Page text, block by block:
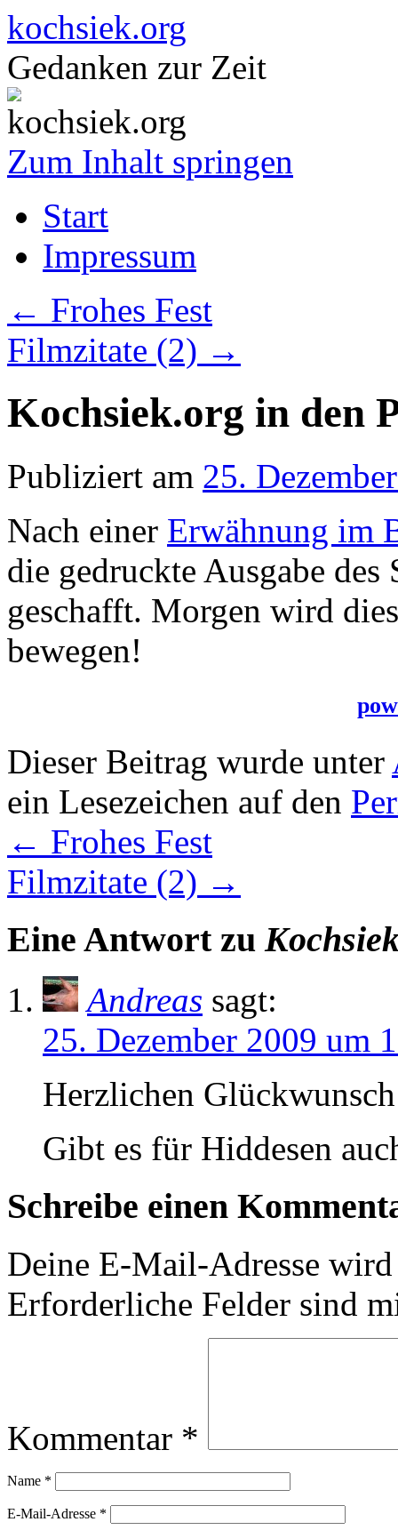
kochsiek.org
Gedanken zur Zeit
Zum Inhalt springen
Start
Impressum
← Frohes Fest
Filmzitate (2) →
Kochsiek.org in den
Publiziert am 25.
Nach einer Erwähnung im
die gedruckte Ausgabe
geschafft. Morgen wird
bewegen!
Dieser Beitrag wurde unter
ein Lesezeichen auf den
← Frohes Fest
Filmzitate (2) →
Eine Antwort zu
Andreas sagt:
25. Dezember 2009 um
Herzlichen
Gibt es für Hiddesen
Schreibe einen
Deine E-Mail-Adresse
Erforderliche Felder sind
Kommentar *
Name *
E-Mail-Adresse *